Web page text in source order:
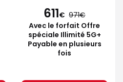
611€ 971
Avec le forfait Offre
spéciale Illimité 5G+
Payable en plusieurs
fois